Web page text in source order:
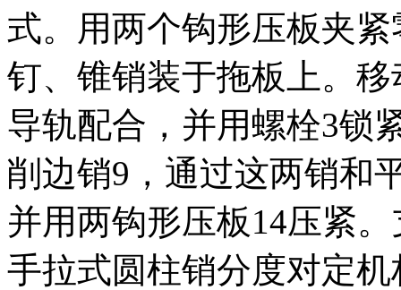
式。用两个钩形压板夹
钉、锥销装于拖板上。
导轨配合，并用螺栓3锁
削边销9，通过这两销和
并用两钩形压板14压紧
手拉式圆柱销分度对定